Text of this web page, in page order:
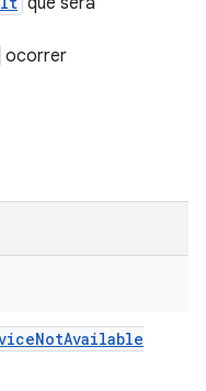
ocorrer
NotAvailable